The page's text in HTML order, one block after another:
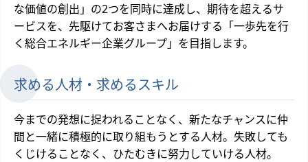
な価値の創出」の2つを同時に達成し、期待を超えるサ
ービスを、先駆けてお客さまへお届けする「一歩先を行
く総合エネルギー企業グループ」を目指します。
求める人材・求めるスキル
今までの発想に捉われることなく、新たなチャンスに仲
間と一緒に積極的に取り組もうとする人材。失敗しても
くじけることなく、ひたむきに努力していける人材。